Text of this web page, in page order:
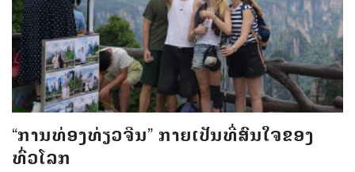
“ການທ່ອງທ່ຽວຈີນ” ກາຍເປັນທີ່ສົນໃຈຂອງ
ທົ່ວໂລກ